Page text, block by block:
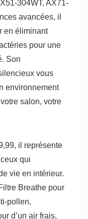
304WT, AX71-
avancées, il
en éliminant
pour une
Son
vous
environnement
salon, votre
il représente
qui
vie en intérieur.
Breathe pour
pollen,
d’un air frais,